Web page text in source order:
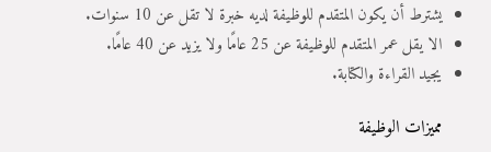
يشترط أن يكون المتقدم للوظيفة لديه خبرة لا تقل عن 10 سنوات.
الا يقل عمر المتقدم للوظيفة عن 25 عامًا ولا يزيد عن 40 عامًا.
يجيد القراءة والكتابة.
مميزات الوظيفة